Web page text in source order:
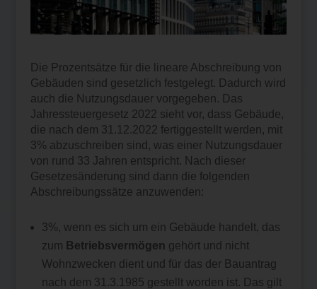
Die Prozentsätze für die lineare Abschreibung von
Gebäuden sind gesetzlich festgelegt. Dadurch wird
auch die Nutzungsdauer vorgegeben. Das
Jahressteuergesetz 2022 sieht vor, dass Gebäude,
die nach dem 31.12.2022 fertiggestellt werden, mit
3% abzuschreiben sind, was einer Nutzungsdauer
von rund 33 Jahren entspricht. Nach dieser
Gesetzesänderung sind dann die folgenden
Abschreibungssätze anzuwenden:
3%, wenn es sich um ein Gebäude handelt, das
zum Betriebsvermögen gehört und nicht
Wohnzwecken dient und für das der Bauantrag
nach dem 31.3.1985 gestellt worden ist. Das gilt